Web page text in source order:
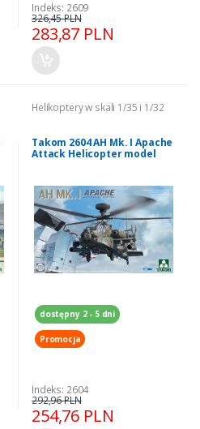
Indeks: 2609
283,87 PLN
326,45 PLN
Helikoptery w skali 1/35 i 1/32
Takom 2604 AH Mk. I Apache
Attack Helicopter model
dostępny 2 - 5 dni
Promocja
Indeks: 2604
254,76 PLN
292,96 PLN